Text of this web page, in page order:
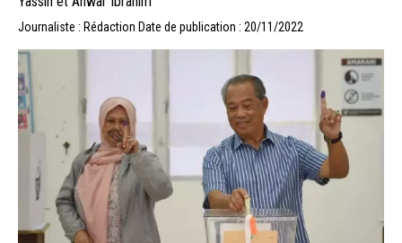
Journaliste : Rédaction Date de publication : 20/11/2022